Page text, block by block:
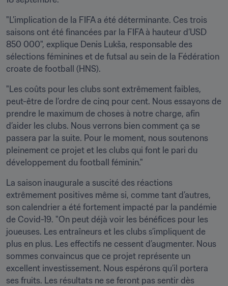
"L’implication de la FIFA a été déterminante. Ces trois
saisons ont été financées par la FIFA à hauteur d’USD
850 000", explique Denis Lukša, responsable des
sélections féminines et de futsal au sein de la Fédération
croate de football (HNS).
"Les coûts pour les clubs sont extrêmement faibles,
peut-être de l’ordre de cinq pour cent. Nous essayons de
prendre le maximum de choses à notre charge, afin
d’aider les clubs. Nous verrons bien comment ça se
passera par la suite. Pour le moment, nous soutenons
pleinement ce projet et les clubs qui font le pari du
développement du football féminin."
La saison inaugurale a suscité des réactions
extrêmement positives même si, comme tant d’autres,
son calendrier a été fortement impacté par la pandémie
de Covid-19. "On peut déjà voir les bénéfices pour les
joueuses. Les entraîneurs et les clubs s’impliquent de
plus en plus. Les effectifs ne cessent d’augmenter. Nous
sommes convaincus que ce projet représente un
excellent investissement. Nous espérons qu’il portera
ses fruits. Les résultats ne se feront pas sentir dès